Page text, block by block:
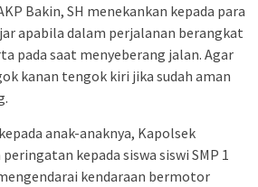
Bakin, SH menekankan kepada para
apabila dalam perjalanan berangkat
pada saat menyeberang jalan. Agar
kanan tengok kiri jika sudah aman
anak-anaknya, Kapolsek
kepada siswa siswi SMP 1
kendaraan bermotor